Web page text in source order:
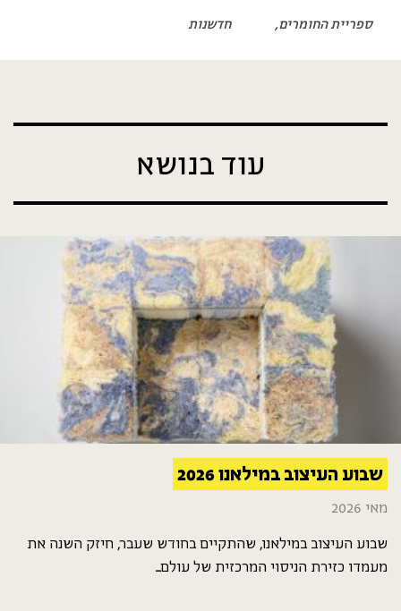
ספריית החומרים חדשנות
עוד בנושא
שבוע העיצוב במילאנו 2026
מאי 2026
שבוע העיצוב במילאנו, שהתקיים בחודש שעבר, חיזק השנה את
מעמדו כזירת הניסוי המרכזית של עולם...